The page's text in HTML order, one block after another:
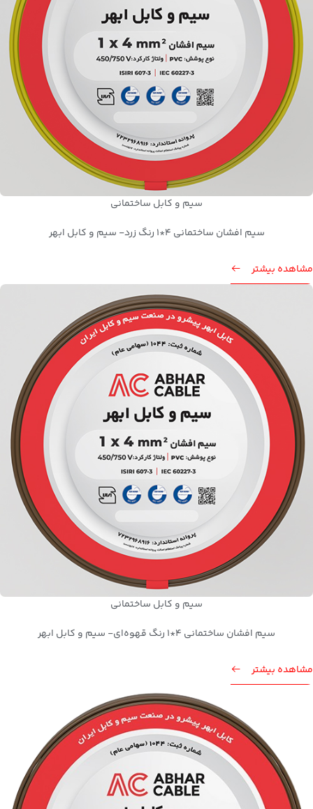
سیم و کابل ساختمانی
سیم افشان ساختمانی 4*1 رنگ زرد- سیم و کابل ابهر
مشاهده بیشتر
سیم و کابل ساختمانی
سیم افشان ساختمانی 4*1 رنگ قهوه‌ای- سیم و کابل ابهر
مشاهده بیشتر